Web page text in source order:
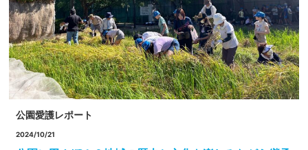
公園愛護レポート
2024/10/21